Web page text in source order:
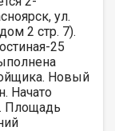
ул.
2 стр. 7).
25
Новый
Начато
Площадь